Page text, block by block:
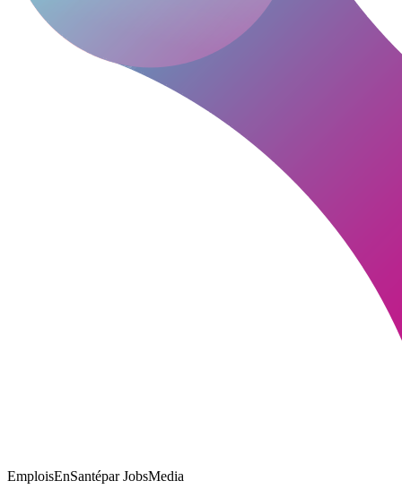
EmploisEnSantépar JobsMedia